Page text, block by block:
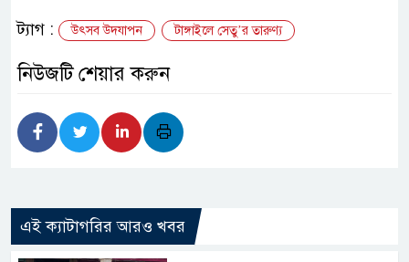
ট্যাগ :
উৎসব উদযাপন টাঙ্গাইলে সেতু’র তারুণ্য
নিউজটি শেয়ার করুন
এই ক্যাটাগরির আরও খবর